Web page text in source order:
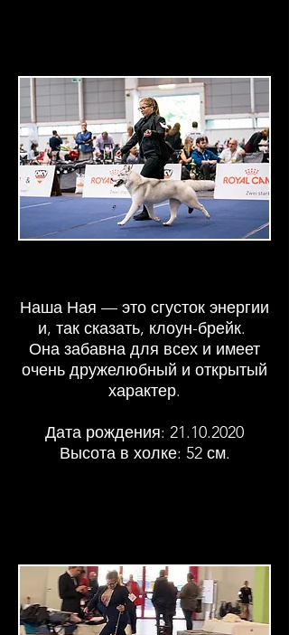
Наша Ная — это сгусток энергии
и, так сказать, клоун-брейк.
Она забавна для всех и имеет
очень дружелюбный и открытый
характер.
Дата рождения: 21.10.2020
Высота в холке: 52 см.